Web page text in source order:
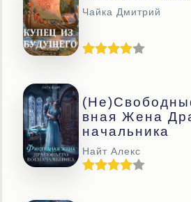
Чайка Дмитрий
Вная Жена
Начальника
Найт Алекс